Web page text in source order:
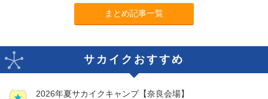
まとめ記事一覧
サカイクおすすめ
2026年夏サカイクキャンプ【奈良会場】